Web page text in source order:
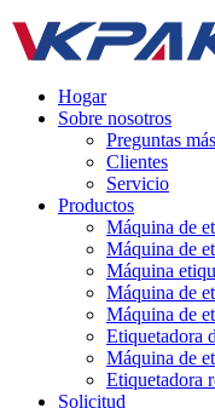
Hogar
Sobre nosotros
Preguntas
Clientes
Servicio
Productos
Máquina de
Máquina de
Máquina
Máquina de
Máquina de
Etiquetadora
Máquina de
Etiquetadora
Solicitud